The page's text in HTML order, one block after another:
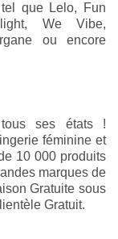
que Lelo, Fun
We Vibe,
ou encore
ses états !
féminine et
10 000 produits
marques de
Gratuite sous
Gratuit.